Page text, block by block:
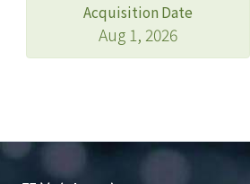
Acquisition Date
Aug 1, 2026